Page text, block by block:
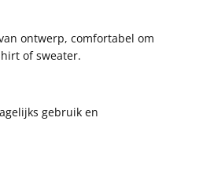
ontwerp, comfortabel om
of sweater.
gebruik en